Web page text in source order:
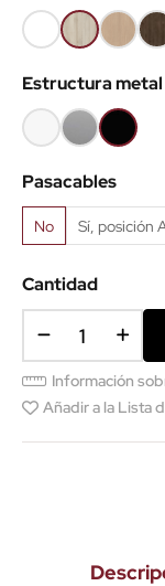
Blanco
68
Haya
52
Roble
60
53
Estructura metal
BlancoGris
aluminio
Negro
Pasacables
No Sí, posición
Cantidad
Información
Añadir a la Lista